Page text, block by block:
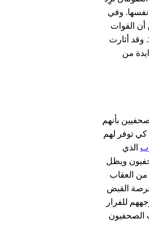
نفسها. وفي
أن القوات
الحكومية أخرجت مقاتلي حركة الشباب من العاصمة، مقاديشو، في عام 2011. وقد أثارت
من
بأنهم
كي توفر لهم
الذي
ويظل
من العقاب
القبض
للفرار
الصحفيون